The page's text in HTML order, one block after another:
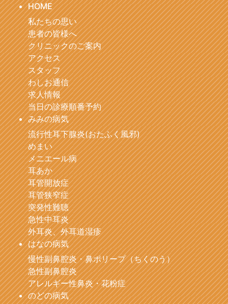
HOME
私たちの思い
患者の皆様へ
クリニックのご案内
アクセス
スタッフ
わしお通信
求人情報
当日の診療順番予約
みみの病気
流行性耳下腺炎(おたふく風邪)
めまい
メニエール病
耳あか
耳管開放症
耳管狭窄症
突発性難聴
急性中耳炎
外耳炎、外耳道湿疹
はなの病気
慢性副鼻腔炎・鼻ポリープ（ちくのう）
急性副鼻腔炎
アレルギー性鼻炎・花粉症
のどの病気